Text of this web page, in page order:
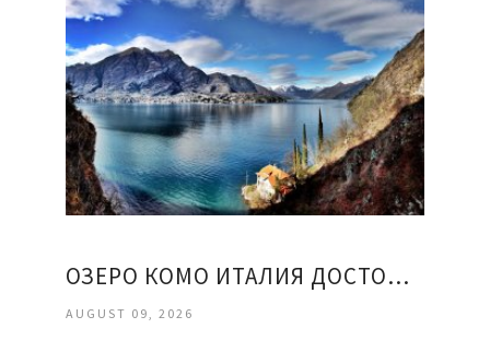
ОЗЕРО КОМО ИТАЛИЯ ДОСТОПРИМЕЧАТЕЛЬНОСТИ
AUGUST 09, 2026